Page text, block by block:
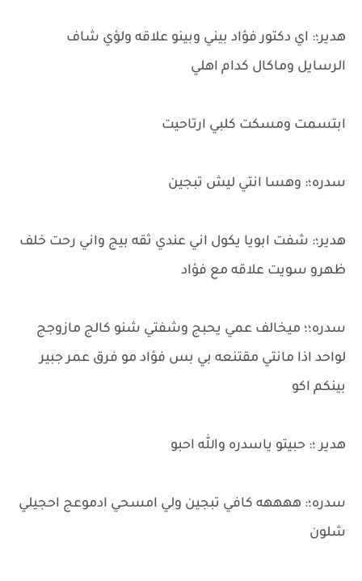
هدير؛: اي دكتور فؤاد بيني وبينو علاقه ولؤي شاف
الرسايل وماكال كدام اهلي
ابتسمت ومسكت كلبي ارتاحيت
سدره؛: وهسا انتي ليش تبجين
هدير؛: شفت ابويا يكول اني عندي ثقه بيج واني رحت خلف
ظهرو سويت علاقه مع فؤاد
سدره؛؛ ميخالف عمي يحبج وشفتي شنو كالج مازوجج
لواحد اذا مانتي مقتنعه بي بس فؤاد مو فرق عمر جبير
بينكم اكو
هدير ؛: حبيتو ياسدره والله احبو
سدره؛: ههههه كافي تبجين ولي امسحي ادموعج احجيلي
شلون